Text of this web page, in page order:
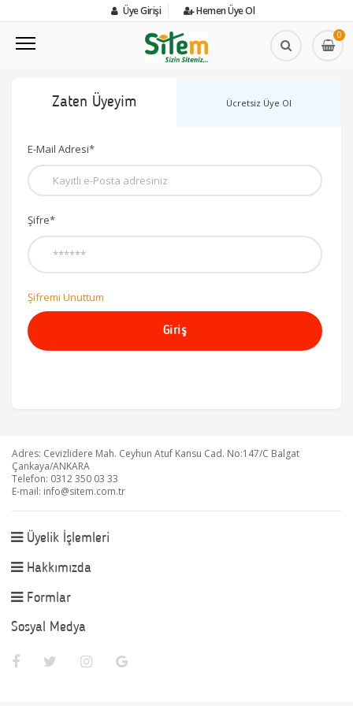
Üye Girişi Hemen Üye Ol
0
Zaten Üyeyim Ücretsiz Üye Ol
E-Mail Adresi*
Şifre*
Şifremi Unuttum
Giriş
Adres: Cevizlidere Mah. Ceyhun Atuf Kansu Cad. No:147/C Balgat
Çankaya/ANKARA
Telefon: 0312 350 03 33
E-mail: info@sitem.com.tr
Üyelik İşlemleri
Hakkımızda
Formlar
Sosyal Medya